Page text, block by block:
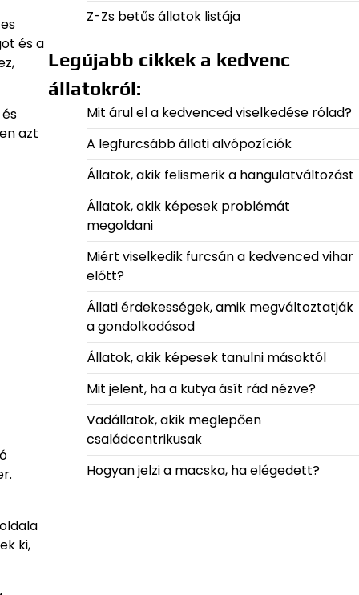
és a
azt
ki,
Z-Zs betűs állatok listája
Legújabb cikkek a kedvenc
állatokról:
Mit árul el a kedvenced viselkedése rólad?
A legfurcsább állati alvópozíciók
Állatok, akik felismerik a hangulatváltozást
Állatok, akik képesek problémát
megoldani
Miért viselkedik furcsán a kedvenced vihar
előtt?
Állati érdekességek, amik megváltoztatják
a gondolkodásod
Állatok, akik képesek tanulni másoktól
Mit jelent, ha a kutya ásít rád nézve?
Vadállatok, akik meglepően
családcentrikusak
Hogyan jelzi a macska, ha elégedett?